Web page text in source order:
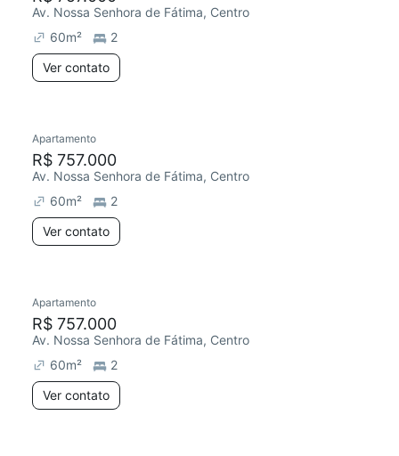
Av. Nossa Senhora de Fátima, Centro
60m²
2
Ver contato
Apartamento
R$ 757.000
Av. Nossa Senhora de Fátima, Centro
60m²
2
Ver contato
Apartamento
R$ 757.000
Av. Nossa Senhora de Fátima, Centro
60m²
2
Ver contato